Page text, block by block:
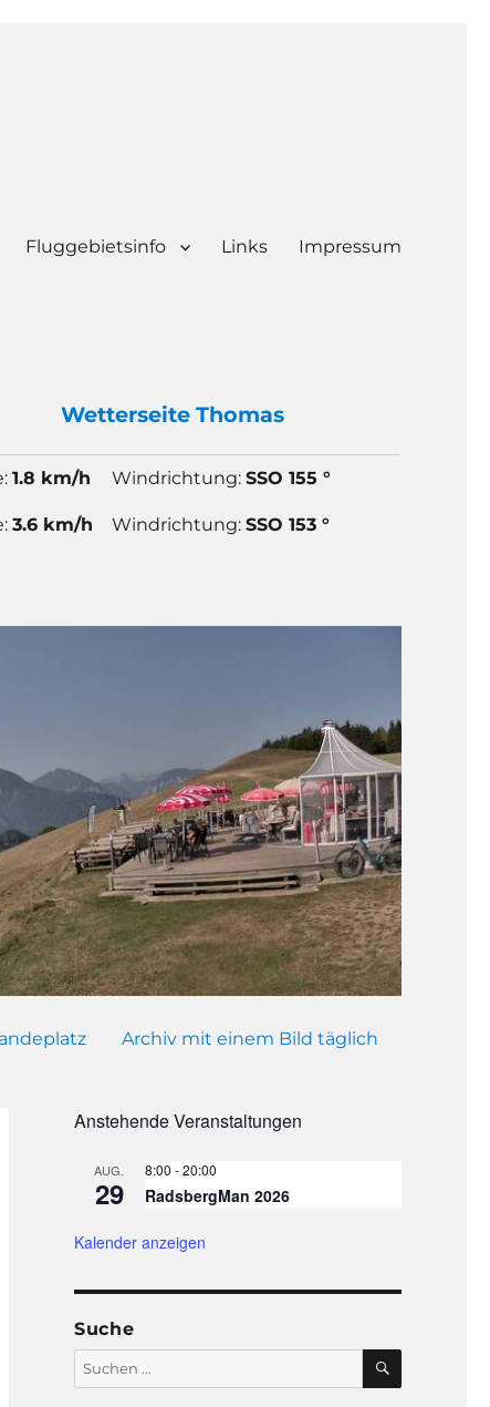
Fluggebietsinfo Links Impressum
Wetterseite Thomas
1.8 km/h Windrichtung:SSO 155 °
3.6 km/h Windrichtung:SSO 153 °
Archiv mit einem Bild täglich
Anstehende Veranstaltungen
AUG.
29
8:00 -20:00
RadsbergMan 2026
Kalender anzeigen
Suche
Suchen
SUCHEN